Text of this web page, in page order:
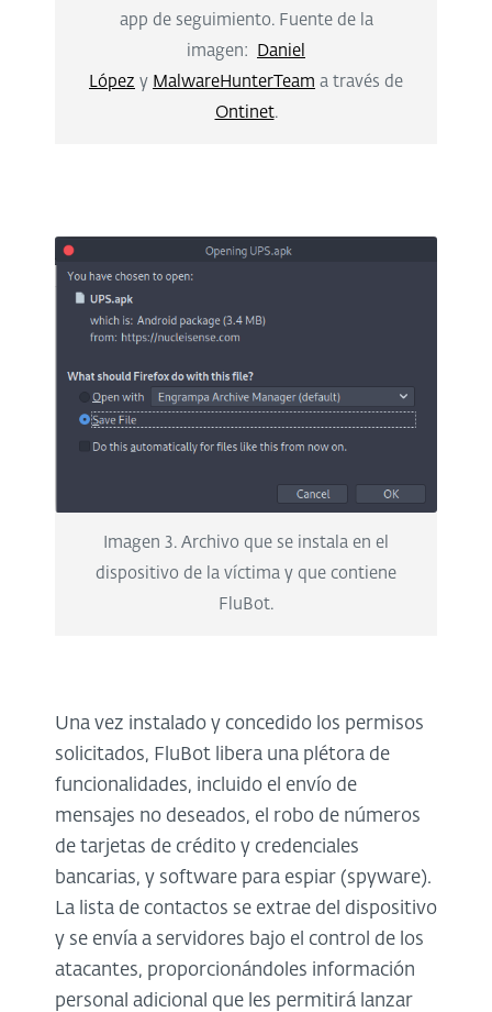
app de seguimiento. Fuente de la
imagen:
Daniel
López y MalwareHunterTeam a través de
Ontinet.
Imagen 3. Archivo que se instala en el
dispositivo de la víctima y que contiene
FluBot.
Una vez instalado y concedido los permisos
solicitados, FluBot libera una plétora de
funcionalidades, incluido el envío de
mensajes no deseados, el robo de números
de tarjetas de crédito y credenciales
bancarias, y software para espiar (spyware).
La lista de contactos se extrae del dispositivo
y se envía a servidores bajo el control de los
atacantes, proporcionándoles información
personal adicional que les permitirá lanzar